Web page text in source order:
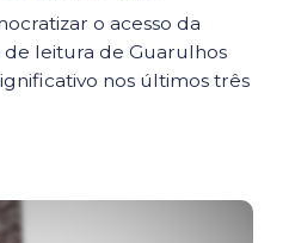
o acesso da
de leitura de Guarulhos
nos últimos três